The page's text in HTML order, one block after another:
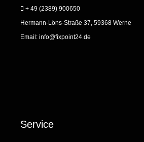
+ 49 (2389) 900650
Hermann-Löns-Straße 37, 59368 Werne
Email: info@fixpoint24.de
Service